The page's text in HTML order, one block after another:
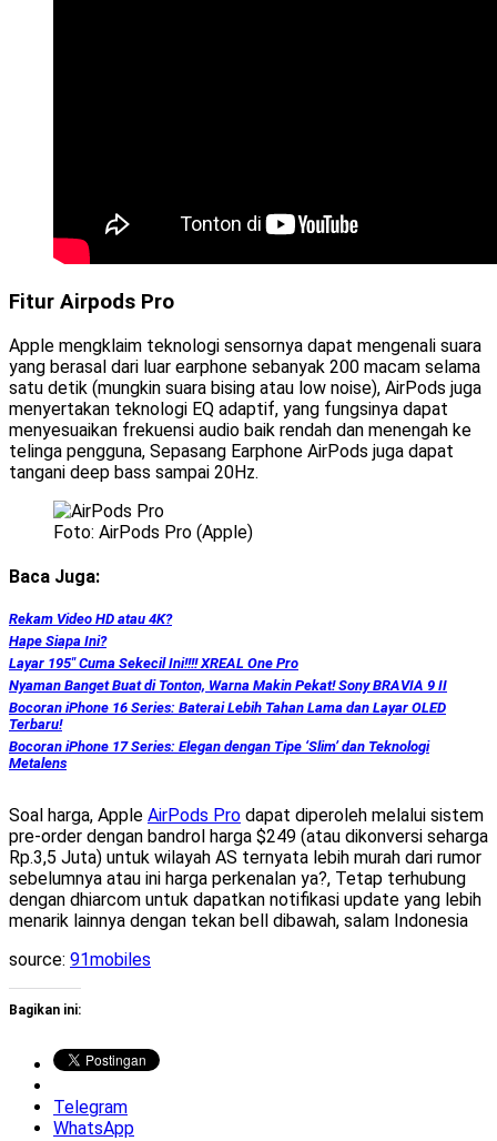
Fitur Airpods Pro
Apple mengklaim teknologi sensornya dapat mengenali suara
yang berasal dari luar earphone sebanyak 200 macam selama
satu detik (mungkin suara bising atau low noise), AirPods juga
menyertakan teknologi EQ adaptif, yang fungsinya dapat
menyesuaikan frekuensi audio baik rendah dan menengah ke
telinga pengguna, Sepasang Earphone AirPods juga dapat
tangani deep bass sampai 20Hz.
Foto: AirPods Pro (Apple)
Baca Juga:
Rekam Video HD atau 4K?
Hape Siapa Ini?
Layar 195″ Cuma Sekecil Ini!!!! XREAL One Pro
Nyaman Banget Buat di Tonton, Warna Makin Pekat! Sony BRAVIA 9 II
Bocoran iPhone 16 Series: Baterai Lebih Tahan Lama dan Layar OLED
Terbaru!
Bocoran iPhone 17 Series: Elegan dengan Tipe ‘Slim’ dan Teknologi
Metalens
Soal harga, Apple AirPods Pro dapat diperoleh melalui sistem
pre-order dengan bandrol harga $249 (atau dikonversi seharga
Rp.3,5 Juta) untuk wilayah AS ternyata lebih murah dari rumor
sebelumnya atau ini harga perkenalan ya?, Tetap terhubung
dengan dhiarcom untuk dapatkan notifikasi update yang lebih
menarik lainnya dengan tekan bell dibawah, salam Indonesia
source: 91mobiles
Bagikan ini:
Telegram
WhatsApp